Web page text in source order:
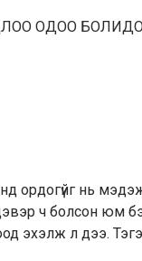
ОДОО
ордогүйг нь
цэвэр ч болсон юм
эхэлж л дээ.